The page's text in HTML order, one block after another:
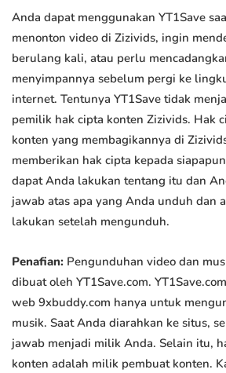
Anda dapat menggunakan YT1Save
menonton video di Zizivids, ingin
berulang kali, atau perlu
menyimpannya sebelum pergi ke
internet. Tentunya YT1Save tidak
pemilik hak cipta konten Zizivids. Hak
konten yang membagikannya di
memberikan hak cipta kepada
dapat Anda lakukan tentang itu dan
jawab atas apa yang Anda unduh dan
lakukan setelah mengunduh.
Penafian: Pengunduhan video dan
dibuat oleh YT1Save.com.
web 9xbuddy.com hanya untuk
musik. Saat Anda diarahkan ke situs,
jawab menjadi milik Anda. Selain itu,
konten adalah milik pembuat konten.